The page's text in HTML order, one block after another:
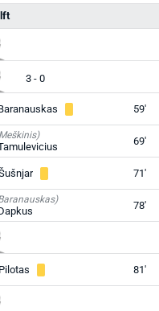
3 - 0
59'
69'
71'
78'
81'